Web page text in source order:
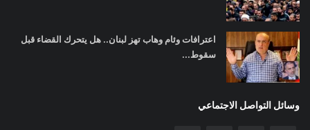
اعترافات وئام وهاب تهز لبنان.. هل يتحرك القضاء قبل
سقوط...
وسائل التواصل الاجتماعي